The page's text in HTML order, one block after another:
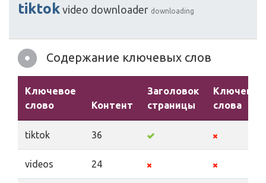
tiktok video downloader downloading
Содержание ключевых слов
Ключевое
слово
Контент
Заголовок
страницы
Ключевые
слова
tiktok 36
videos 24